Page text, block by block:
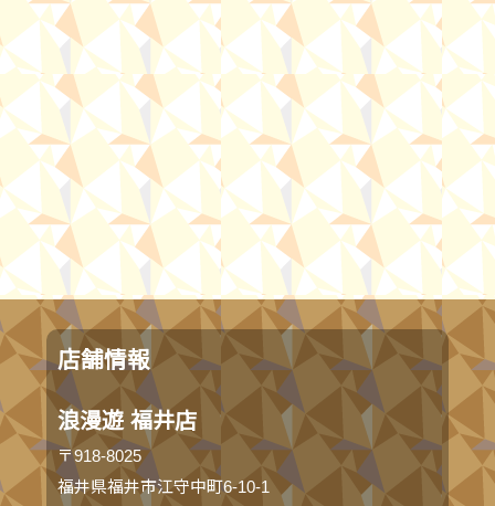
店舗情報
浪漫遊 福井店
〒918-8025
福井県福井市江守中町6-10-1